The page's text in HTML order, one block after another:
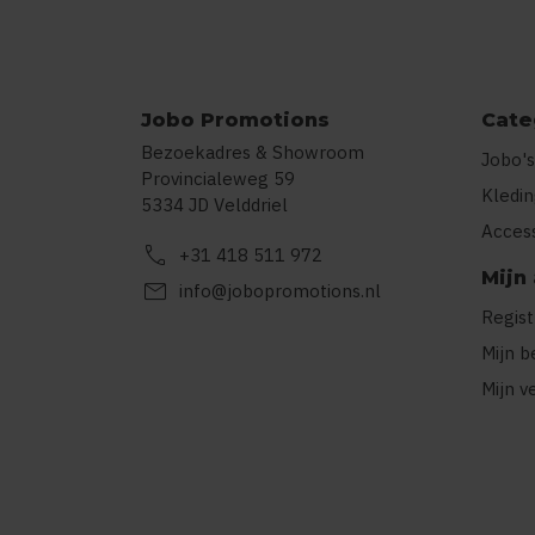
Jobo Promotions
Bezoekadres & Showroom
Provincialeweg 59
5334 JD Velddriel
call +31 418 511 972
mail info@jobopromotions.nl
Mijn
Mijn
Mijn